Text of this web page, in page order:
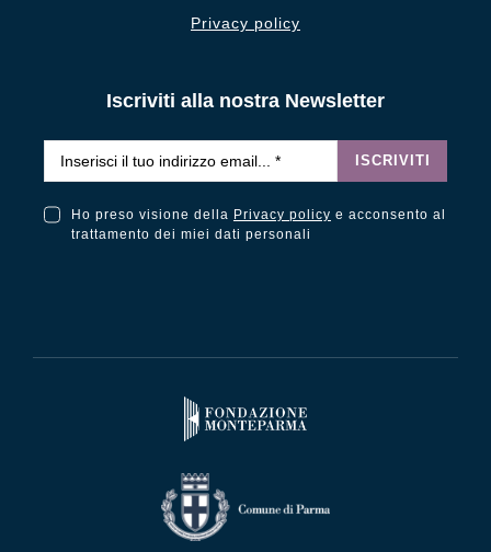
Privacy policy
Iscriviti alla nostra Newsletter
ISCRIVITI
Ho preso visione della Privacy policy e acconsento al
trattamento dei miei dati personali